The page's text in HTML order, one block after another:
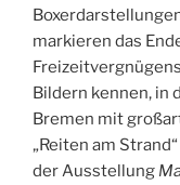
markieren das
Bildern kennen, in
Bremen mit
„Reiten am
der Ausstellung